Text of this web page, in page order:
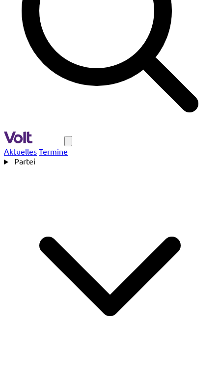
Navigation
Aktuelles Termine
Partei